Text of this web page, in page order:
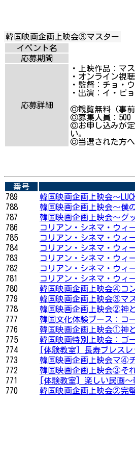
韓国映画企画上映会③マスター
イベント名
応募期間
応募詳細
・上映作品：マ
・オンライン視
・監督：チョ・
・出演：イ・ビ
◎観覧無料（事前
◎募集人員：500
◎お申し込みが
い。
◎当選された方へ
番号
789
韓国映画企画上映会〜
788
韓国映画企画上映会〜僕
787
韓国映画企画上映会〜グ
786
コリアン・シネマ・ウィ
785
コリアン・シネマ・ウィ
784
コリアン・シネマ・ウィ
783
コリアン・シネマ・ウィ
782
コリアン・シネマ・ウィ
781
コリアン・シネマ・ウィ
780
韓国映画企画上映会④コ
779
韓国映画企画上映会③マ
778
韓国映画企画上映会②神
777
韓国文化体験ブース：コ
776
韓国映画企画上映会①神
775
韓国映画特別上映会：ゴ
774
[体験教室] 長寿ブレス
773
韓国映画企画上映会マ④
772
韓国映画企画上映会③そ
771
[体験教室] 楽しい民画〜
770
韓国映画企画上映会②完